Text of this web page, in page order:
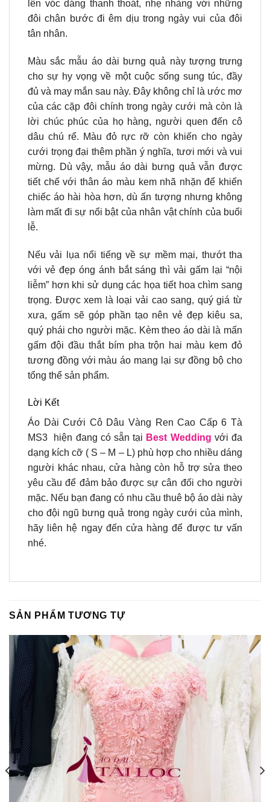
lên vóc dáng thanh thoát, nhẹ nhàng với những
đôi chân bước đi êm dịu trong ngày vui của đôi
tân nhân.
Màu sắc mẫu áo dài bưng quả này tượng trưng
cho sự hy vọng về một cuộc sống sung túc, đầy
đủ và may mắn sau này. Đây không chỉ là ước mơ
của các cặp đôi chính trong ngày cưới mà còn là
lời chúc phúc của họ hàng, người quen đến cô
dâu chú rể. Màu đỏ rực rỡ còn khiến cho ngày
cưới trọng đại thêm phần ý nghĩa, tươi mới và vui
mừng. Dù vậy, mẫu áo dài bưng quả vẫn được
tiết chế với thân áo màu kem nhã nhặn để khiến
chiếc áo hài hòa hơn, dù ấn tượng nhưng không
làm mất đi sự nổi bật của nhân vật chính của buổi
lễ.
Nếu vải lụa nổi tiếng về sự mềm mại, thướt tha
với vẻ đẹp óng ánh bắt sáng thì vải gấm lại “nội
liễm” hơn khi sử dụng các họa tiết hoa chìm sang
trọng. Được xem là loại vải cao sang, quý giá từ
xưa, gấm sẽ góp phần tạo nên vẻ đẹp kiêu sa,
quý phái cho người mặc. Kèm theo áo dài là mấn
gấm đội đầu thắt bím pha trộn hai màu kem đỏ
tương đồng với màu áo mang lại sự đồng bộ cho
tổng thể sản phẩm.
Lời Kết
Áo Dài Cưới Cô Dâu Vàng Ren Cao Cấp 6 Tà
MS3 hiện đang có sẵn tại Best Wedding với đa
dạng kích cỡ ( S – M – L) phù hợp cho nhiều dáng
người khác nhau, cửa hàng còn hỗ trợ sửa theo
yêu cầu để đảm bảo được sự cân đối cho người
mặc. Nếu bạn đang có nhu cầu thuê bộ áo dài này
cho đội ngũ bưng quả trong ngày cưới của mình,
hãy liên hệ ngay đến cửa hàng để được tư vấn
nhé.
SẢN PHẨM TƯƠNG TỰ